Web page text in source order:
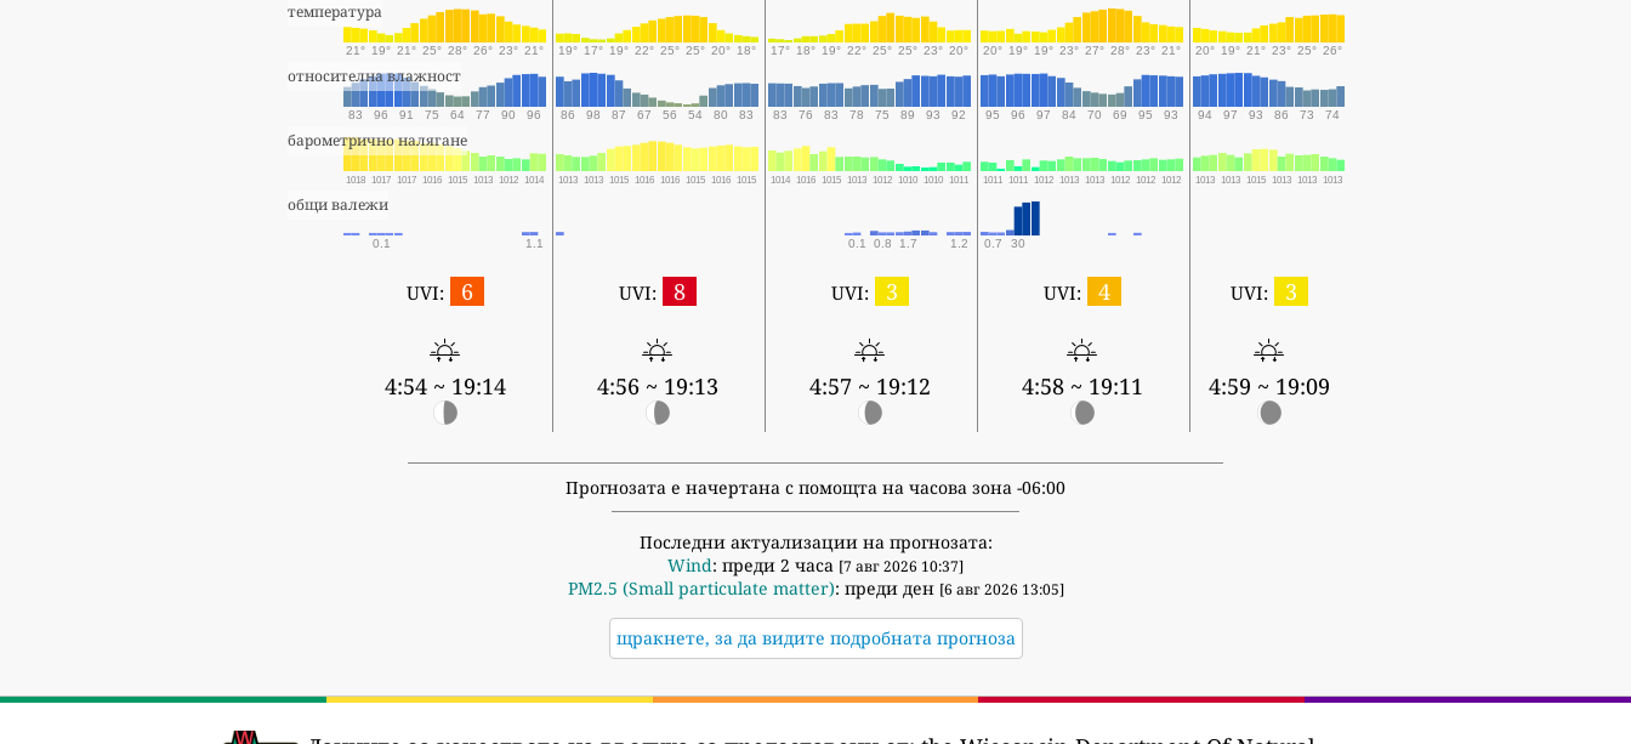
температура
21° 19° 21° 25° 28° 26° 23° 21° 19° 17° 19° 22° 25° 25° 20° 18° 17° 18° 19° 22° 25° 25° 23° 20° 20° 19° 19° 23° 27° 28° 23° 21° 20° 19° 21° 23° 25° 26°
относителна влажност
83 96 91 75 64 77 90 96 86 98 87 67 56 54 80 83 83 76 83 78 75 89 93 92 95 96 97 84 70 69 95 93 94 97 93 86 73 74
барометрично налягане
1018 1017 1017 1016 1015 1013 1012 1014 1013 1013 1015 1016 1016 1015 1016 1015 1014 1016 1015 1013 1012 1010 1010 1011 1011 1011 1012 1013 1013 1012 1012 1012 1013 1013 1015 1013 1013 1013
общи валежи
0.1 1.1 0.1 0.8 1.7 1.2 0.7 30
UVI: 6
4:54 ~ 19:14
UVI: 8
4:56 ~ 19:13
UVI: 3
4:57 ~ 19:12
UVI: 4
4:58 ~ 19:11
UVI: 3
4:59 ~ 19:09
Прогнозата е начертана с помощта на часова зона -06:00
Последни актуализации на прогнозата:
Wind: преди 2 часа [7 авг 2026 10:37]
PM2.5 (Small particulate matter): преди ден [6 авг 2026 13:05]
щракнете, за да видите подробната прогноза